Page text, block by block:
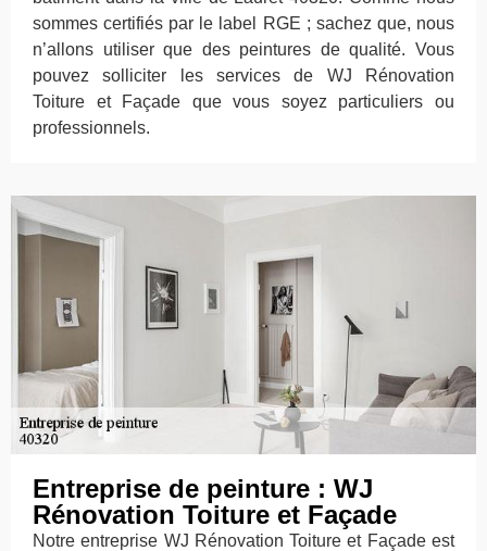
sommes certifiés par le label RGE ; sachez que, nous
n’allons utiliser que des peintures de qualité. Vous
pouvez solliciter les services de WJ Rénovation
Toiture et Façade que vous soyez particuliers ou
professionnels.
Entreprise de peinture : WJ
Rénovation Toiture et Façade
Notre entreprise WJ Rénovation Toiture et Façade est